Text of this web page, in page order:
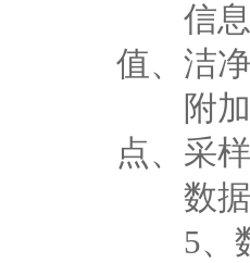
信息
值、洁
附加
点、采
数据
5、